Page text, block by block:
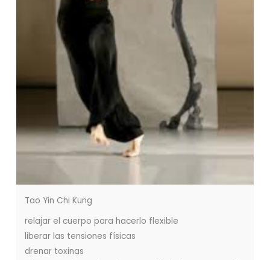
Tao Yin Chi Kung
relajar el cuerpo para hacerlo flexible
liberar las tensiones físicas
drenar toxinas